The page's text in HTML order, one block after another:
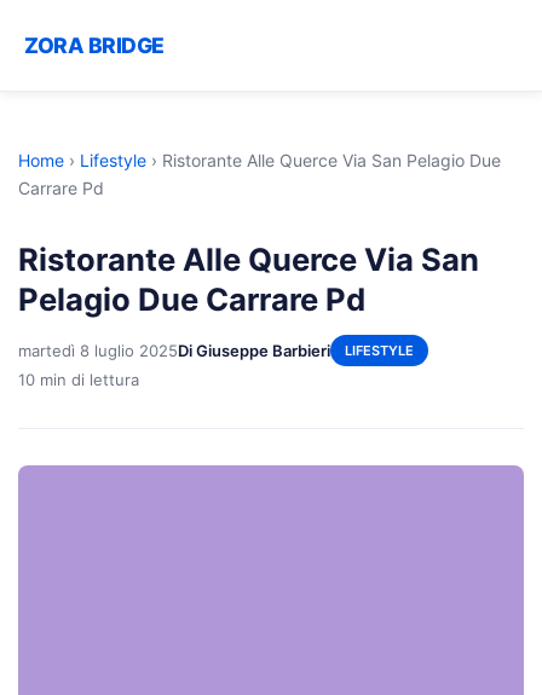
ZORA BRIDGE
Home › Lifestyle › Ristorante Alle Querce Via San Pelagio Due
Carrare Pd
Ristorante Alle Querce Via San
Pelagio Due Carrare Pd
martedì 8 luglio 2025Di Giuseppe Barbieri LIFESTYLE
10 min di lettura